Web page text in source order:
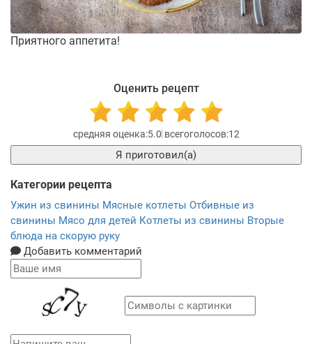
Приятного аппетита!
Оценить рецепт
5.0 12
Я приготовил(а)
Категории рецепта
Ужин из свинины Мясные котлеты Отбивные из
свинины Мясо для детей Котлеты из свинины Вторые
блюда на скорую руку
Добавить комментарий